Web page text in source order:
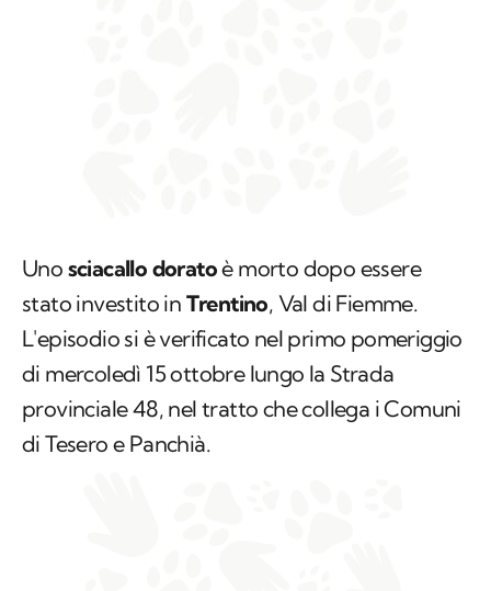
Uno sciacallo doratoè morto dopo essere
stato investito in Trentino, Val di Fiemme.
L'episodio si è verificato nel primo pomeriggio
di mercoledì 15 ottobre lungo la Strada
provinciale 48, nel tratto che collega i Comuni
di Tesero e Panchià.